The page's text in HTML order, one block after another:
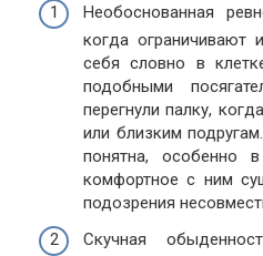
Необоснованная
когда ограничивают
себя словно в
подобными
перегнули палку,
или близким
понятна, особенно
комфортное с ним
подозрения
Скучная